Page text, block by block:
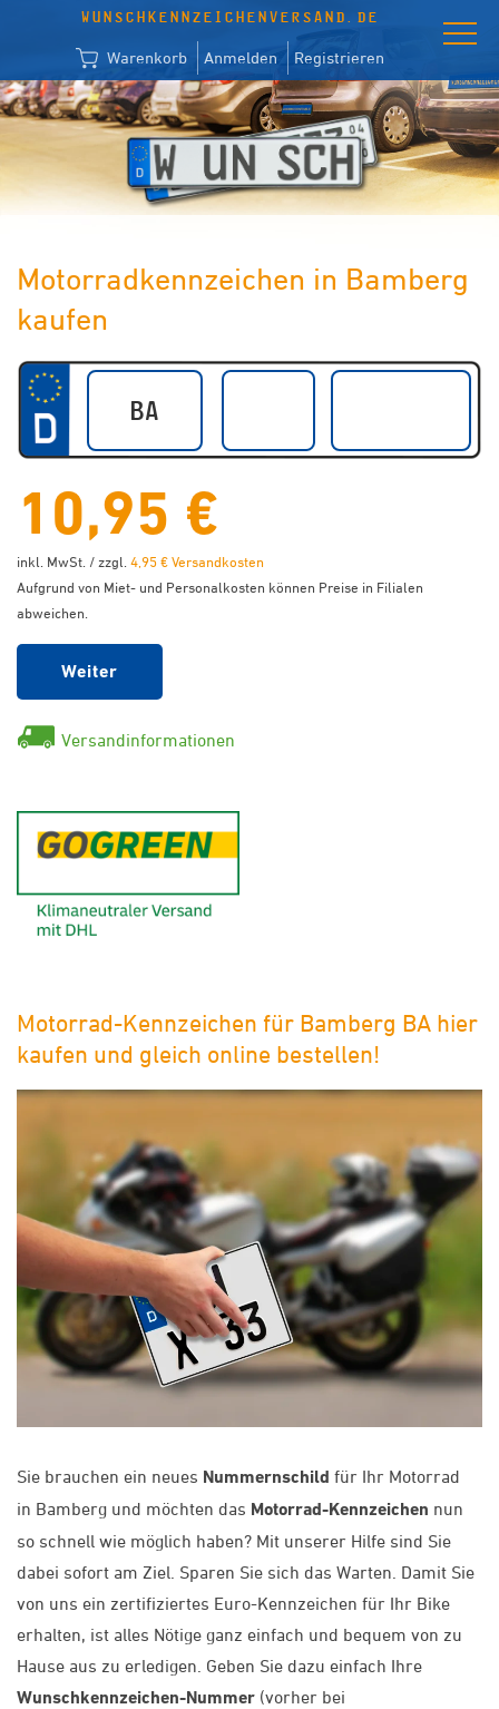
WUNSCHKENNZEICHENVERSAND.DE
Warenkorb Anmelden Registrieren
Motorradkennzeichen in Bamberg
kaufen
10,95 €
inkl. MwSt. / zzgl. 4,95 € Versandkosten
Aufgrund von Miet- und Personalkosten können Preise in Filialen
abweichen.
Weiter
Versandinformationen
Motorrad-Kennzeichen für Bamberg BA hier
kaufen und gleich online bestellen!
Sie brauchen ein neues Nummernschild für Ihr Motorrad
in Bamberg und möchten das Motorrad-Kennzeichen nun
so schnell wie möglich haben? Mit unserer Hilfe sind Sie
dabei sofort am Ziel. Sparen Sie sich das Warten. Damit Sie
von uns ein zertifiziertes Euro-Kennzeichen für Ihr Bike
erhalten, ist alles Nötige ganz einfach und bequem von zu
Hause aus zu erledigen. Geben Sie dazu einfach Ihre
Wunschkennzeichen-Nummer (vorher bei